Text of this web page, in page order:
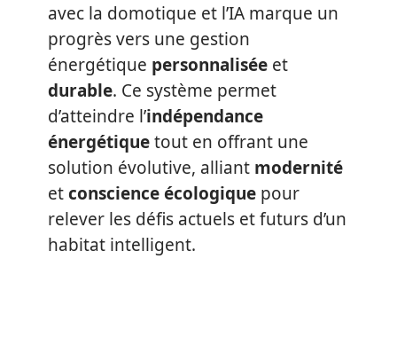
avec la domotique et l’IA marque un
progrès vers une gestion
énergétique personnalisée et
durable. Ce système permet
d’atteindre l’indépendance
énergétiquetout en offrant une
solution évolutive, alliant modernité
etconscience écologique pour
relever les défis actuels et futurs d’un
habitat intelligent.